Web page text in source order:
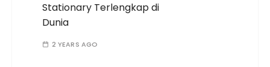
Stationary Terlengkap di
Dunia
2 YEARS AGO